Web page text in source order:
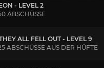
- LEVEL 2
ABSCHÜSSE
ALL FELL OUT - LEVEL 9
ABSCHÜSSE AUS DER HÜFTE